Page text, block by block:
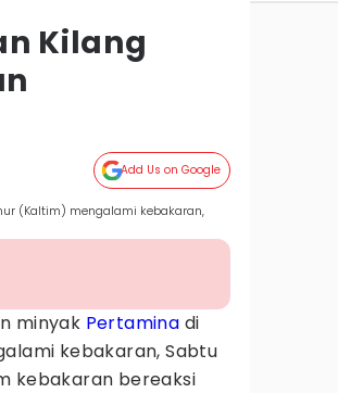
Kilang
Add Us on Google
(Kaltim) mengalami kebakaran,
minyak Pertamina di
kebakaran, Sabtu
kebakaran bereaksi